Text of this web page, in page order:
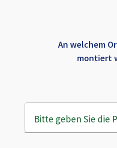
An welchem
montiert
Bitte geben Sie die